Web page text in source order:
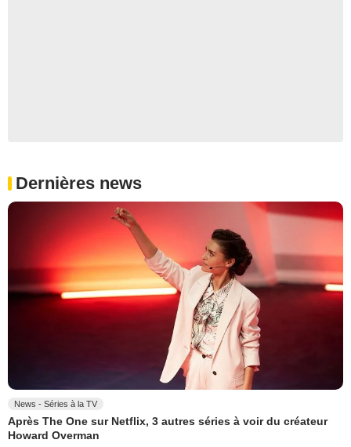
Dernières news
News - Séries à la TV
Après The One sur Netflix, 3 autres séries à voir du créateur
Howard Overman